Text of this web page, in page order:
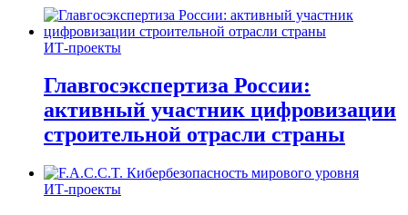
ИТ-проекты
Главгосэкспертиза России:
активный участник цифровизации
строительной отрасли страны
ИТ-проекты